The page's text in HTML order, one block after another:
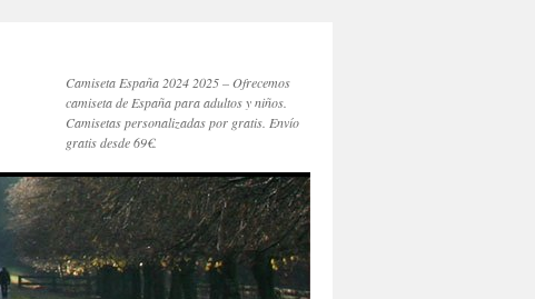
Camiseta España 2024 2025 – Ofrecemos
camiseta de España para adultos y niños.
Camisetas personalizadas por gratis. Envío
gratis desde 69€.